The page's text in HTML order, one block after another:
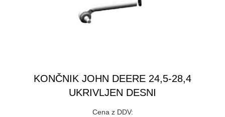
KONČNIK JOHN DEERE 24,5-28,4
UKRIVLJEN DESNI
Cena z DDV: